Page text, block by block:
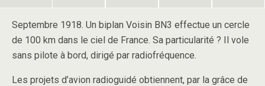
Septembre 1918. Un biplan Voisin BN3 effectue un cercle
de 100 km dans le ciel de France. Sa particularité ? Il vole
sans pilote à bord, dirigé par radiofréquence.
Les projets d’avion radioguidé obtiennent, par la grâce de